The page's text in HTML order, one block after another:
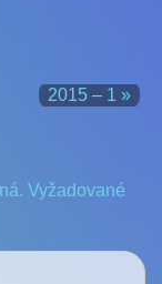
2015 – 1 »
Vyžadované